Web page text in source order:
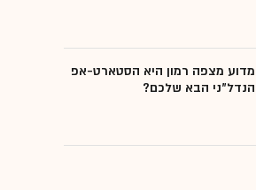
מדוע מצפה רמון היא הסטארט-אפ
הנדל"ני הבא שלכם?